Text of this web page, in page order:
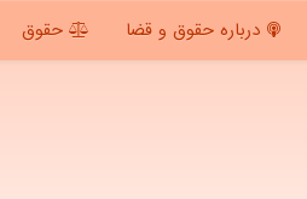
درباره حقوق و قضا حقوق